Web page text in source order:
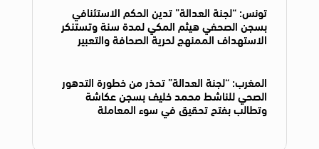
تونس: “لجنة العدالة” تدين الحكم الاستئنافي
بسجن الصحفي هيثم المكي لمدة سنة وتستنكر
الاستهداف الممنهج لحرية الصحافة والتعبير
المغرب: “لجنة العدالة” تحذر من خطورة التدهور
الصحي للناشط محمد خليف بسجن عكاشة
وتطالب بفتح تحقيق في سوء المعاملة